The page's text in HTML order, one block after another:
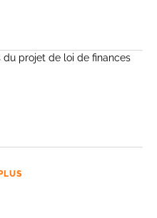
du projet de loi de finances